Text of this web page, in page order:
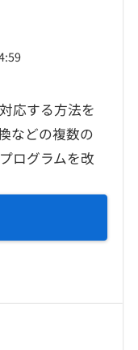
応する方法を
などの複数の
ログラムを改